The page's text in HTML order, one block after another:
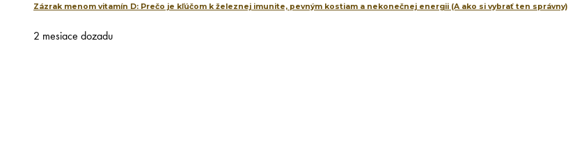
Zázrak menom vitamín D: Prečo je kľúčom k železnej imunite, pevným kostiam a nekonečnej energii (A ako si vybrať ten správny)
2 mesiace dozadu